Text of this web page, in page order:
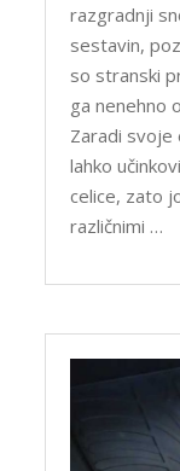
razgradnji
sestavin,
so stranski
ga nenehno
Zaradi svoje
lahko
celice, zato
različnimi …